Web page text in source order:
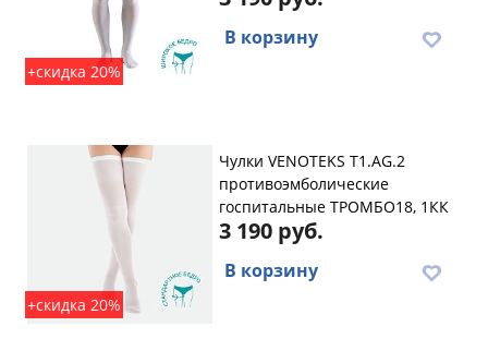
+скидка 20%
В корзину
+скидка 20%
Чулки VENOTEKS T1.AG.2
противоэмболические
госпитальные ТРОМБО18, 1КК
3 190 руб.
В корзину